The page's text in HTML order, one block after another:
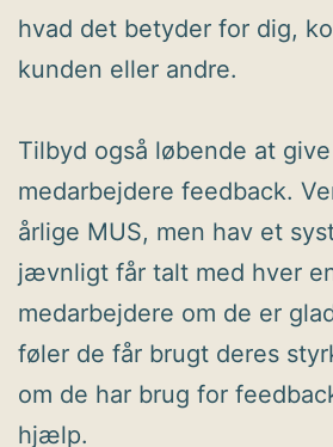
hvad det betyder for dig,
kunden eller andre.
Tilbyd også løbende at
medarbejdere feedback.
årlige MUS, men hav et
jævnligt får talt med hver
medarbejdere om de er
føler de får brugt deres
om de har brug for
hjælp.